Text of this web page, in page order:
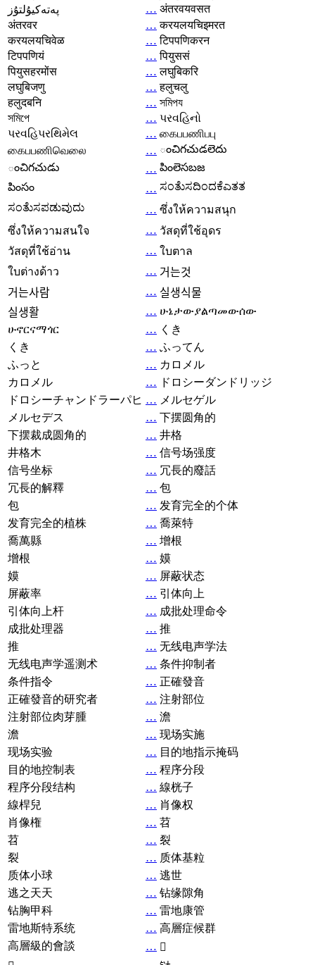
پەتەكيۇلتۇز
… अंतरवयवसत
अंतरवर
… करयलयचिइमरत
करयलयचिवेळ
… टिपपणिकरन
टिपपणियं
… पियुससं
पियुसहरमोंस
… लघुबिकरि
लघुबिजणु
… हलुचलु
हलुदबनि
… সমিপয
সমিপে
… પરવહિનો
પરવહિપરથિમેલ
… கைபபணிபபு
கைபபணிவெலை
… ంచిగచుడలెదు
ంచిగచుడు
… పింలెసబజ
పింసం
… ಸಂತೆುಸದಿಂದಕೆಎತತ
ಸಂತೆುಸಪಡುವುದು
… ซึ่งให้ความสนุก
ซึ่งให้ความสนใจ
… วัสดุที่ใช้อุดร
วัสดุที่ใช้อ่าน
… ใบตาล
ใบต่างด้าว
… 거는것
거는사람
… 실생식물
실생활
… ሁኔታውያልጣመውሰው
ሁኖርናማጎር
… くき
くき
… ふってん
ふっと
… カロメル
カロメル
… ドロシーダンドリッジ
ドロシーチャンドラーパヒ … メルセゲル
メルセデス
… 下摆圆角的
下摆裁成圆角的
… 井格
井格木
… 信号场强度
信号坐标
… 冗長的廢話
冗長的解釋
… 包
包
… 发育完全的个体
发育完全的植株
… 喬萊特
喬萬縣
… 增根
增根
… 嫫
嫫
… 屏蔽状态
屏蔽率
… 引体向上
引体向上杆
… 成批处理命令
成批处理器
… 推
推
… 无线电声学法
无线电声学遥测术
… 条件抑制者
条件指令
… 正確發音
正確發音的研究者
… 注射部位
注射部位肉芽腫
… 澹
澹
… 现场实施
现场实验
… 目的地指示掩码
目的地控制表
… 程序分段
程序分段结构
… 線桄子
線桿兒
… 肖像权
肖像権
… 苕
苕
… 裂
裂
… 质体基粒
质体小球
… 逃世
逃之天天
… 钻缘隙角
钻胸甲科
… 雷地康管
雷地斯特系统
… 高層症候群
高層級的會談
… 𧘞